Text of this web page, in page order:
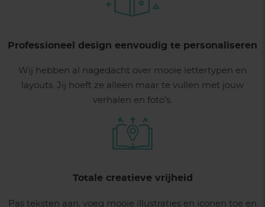
Professioneel design eenvoudig te personaliseren
Wij hebben al nagedacht over mooie lettertypen en
layouts. Jij hoeft ze alleen maar te vullen met jouw
verhalen en foto’s.
Totale creatieve vrijheid
Pas teksten aan, voeg mooie illustraties en iconen toe en